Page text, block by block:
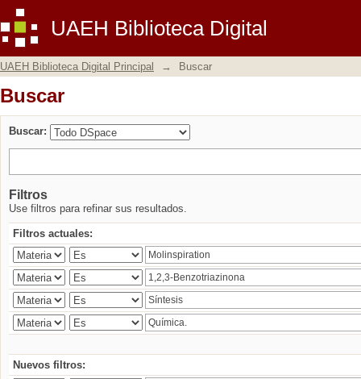
UAEH Biblioteca Digital
Buscar
UAEH Biblioteca Digital Principal → Buscar
Buscar
Buscar:
Filtros
Use filtros para refinar sus resultados.
Filtros actuales:
Nuevos filtros: